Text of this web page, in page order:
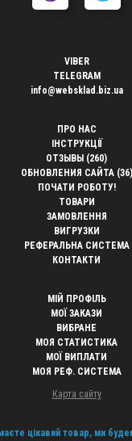
VIBER
TELEGRAM
info@websklad.biz.ua
ПРО НАС
ІНСТРУКЦІЇ
ОТЗЫВЫ (260)
ОБНОВЛЕНИЯ САЙТА (36)
ПОЧАТИ РОБОТУ!
ТОВАРИ
ЗАМОВЛЕННЯ
ВИГРУЗКИ
РЕФЕРАЛЬНА СИСТЕМА
КОНТАКТИ
МІЙ ПРОФІЛЬ
МОЇ ЗАКАЗИ
ВИБРАНЕ
МОЯ СТАТИСТИКА
МОЇ ВИПЛАТИ
МОЯ РЕФ. СИСТЕМА
Карта сайту
цікавий товар, ми